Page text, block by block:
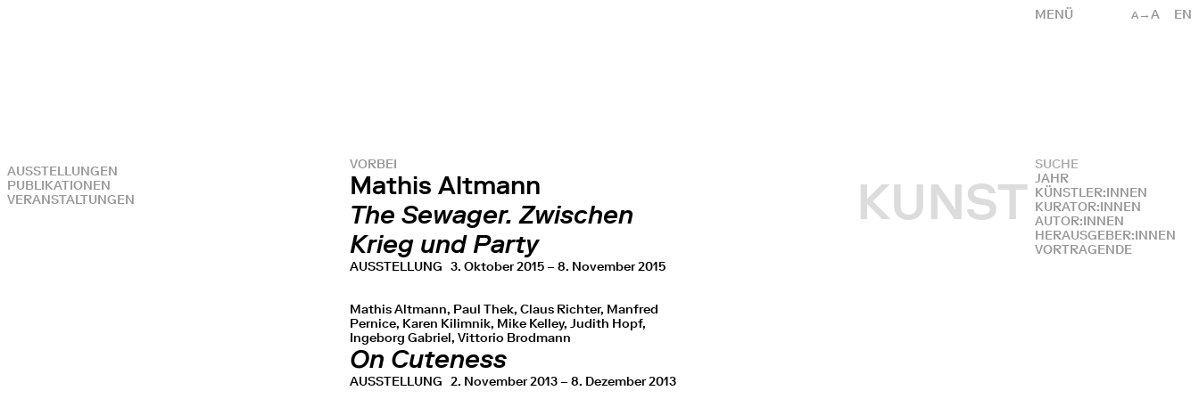
A →A EN
MENÜ
KUNST
AUSSTELLUNGEN
PUBLIKATIONEN
VERANSTALTUNGEN
JAHR
KÜNSTLER:INNEN
KURATOR:INNEN
AUTOR:INNEN
HERAUSGEBER:INNEN
VORTRAGENDE
VORBEI
Mathis Altmann
The Sewager. Zwischen
Krieg und Party
AUSSTELLUNG 3. Oktober 2015 – 8. November 2015
Mathis Altmann, Paul Thek, Claus Richter, Manfred
Pernice, Karen Kilimnik, Mike Kelley, Judith Hopf,
Ingeborg Gabriel, Vittorio Brodmann
On Cuteness
AUSSTELLUNG 2. November 2013 – 8. Dezember 2013